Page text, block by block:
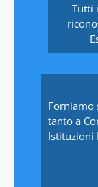
Tutti
Forniamo
tanto a
Istituzioni